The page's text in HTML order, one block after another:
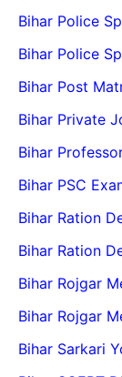
Bihar Police
Bihar Police
Bihar Post
Bihar Private
Bihar
Bihar PSC
Bihar Ration
Bihar Ration
Bihar Rojgar
Bihar Rojgar
Bihar Sarkari